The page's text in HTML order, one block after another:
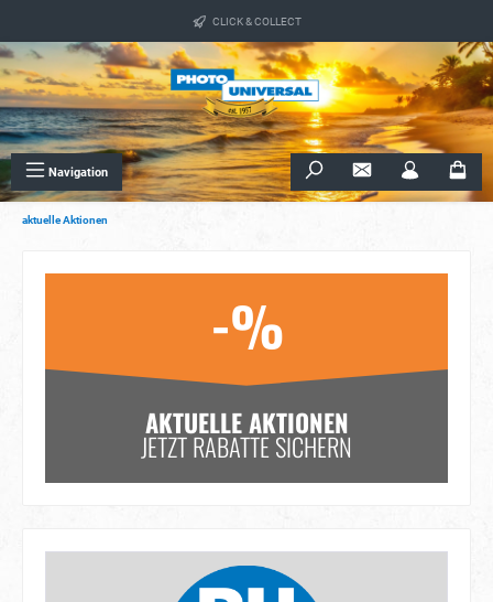
CLICK & COLLECT
Navigation
aktuelle Aktionen
-%
AKTUELLE AKTIONEN
JETZT RABATTE SICHERN